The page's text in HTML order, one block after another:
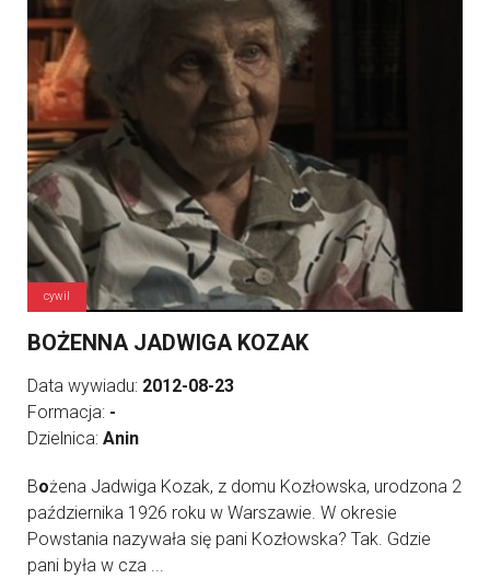
cywil
BOŻENNA JADWIGA KOZAK
Data wywiadu: 2012-08-23
Formacja: -
Dzielnica: Anin
Bożena Jadwiga Kozak, z domu Kozłowska, urodzona 2
października 1926 roku w Warszawie. W okresie
Powstania nazywała się pani Kozłowska? Tak. Gdzie
pani była w cza ...